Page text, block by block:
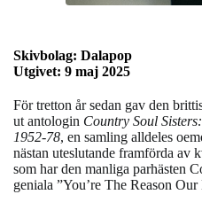
Skivbolag: Dalapop
Utgivet: 9 maj 2025
För tretton år sedan gav den
ut antologin Country Soul
1952-78, en samling alldeles
nästan uteslutande framförda av
som har den manliga parhästen
geniala ”You’re The Reason